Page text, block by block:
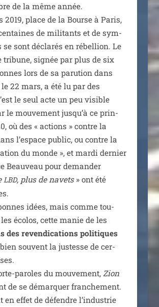
de la même année.
2019, place de la Bourse à Paris,
de mili­tants et de sym­
sont décla­rés en rébel­lion. Le
tri­bune, signée par plus de six
lors de sa paru­tion dans
22 mars, a été lu par des
le seul acte un peu visible
le mou­ve­ment jus­qu’à ce prin­
où des « actions » contre la
l’es­pace public, ou contre la
du monde », et mar­di der­nier
Beauveau pour deman­der
LBD, plus de navets» ont été
idées, mais comme tou­
éco­los, cette manie de les
des reven­di­ca­tions poli­tiques
sou­vent la jus­tesse de cer­
paroles du mou­ve­ment, Zion
de se démar­quer fran­che­ment.
en effet de défendre l’in­dus­trie